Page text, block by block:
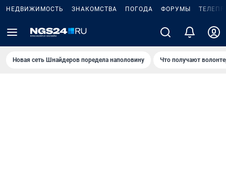
НЕДВИЖИМОСТЬ ЗНАКОМСТВА ПОГОДА ФОРУМЫ
Новая сеть Шнайдеров поредела наполовину Что получают